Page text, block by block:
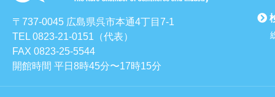
〒737-0045 広島県呉市本通4丁目7-1
TEL 0823-21-0151（代表）
FAX 0823-25-5544
開館時間 平日8時45分〜17時15分